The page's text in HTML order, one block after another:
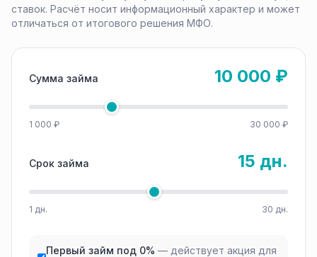
ставок. Расчёт носит информационный характер и может
отличаться от итогового решения МФО.
Сумма займа 10 000 ₽
1 000 ₽ 30 000 ₽
Срок займа 15 дн.
1 дн. 30 дн.
Первый займ под 0% — действует акция для